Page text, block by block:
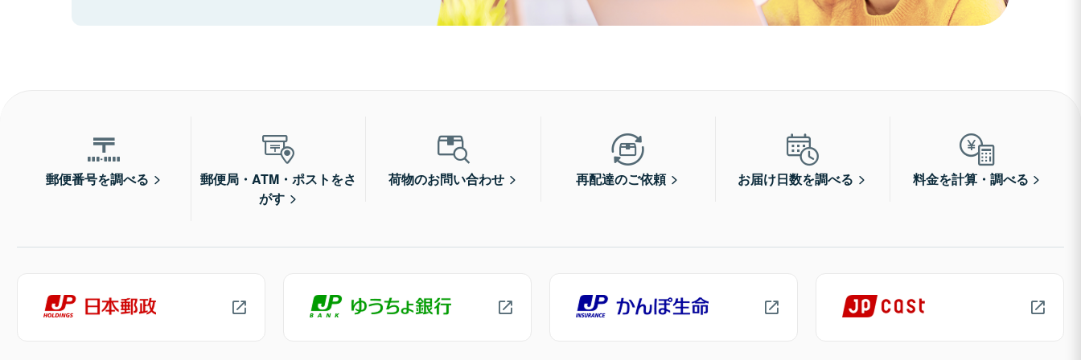
郵便番号を調べる
郵便局・ATM・ポストをさ
がす
荷物のお問い合わせ 再配達のご依頼 お届け日数を調べる 料金を計算・調べる